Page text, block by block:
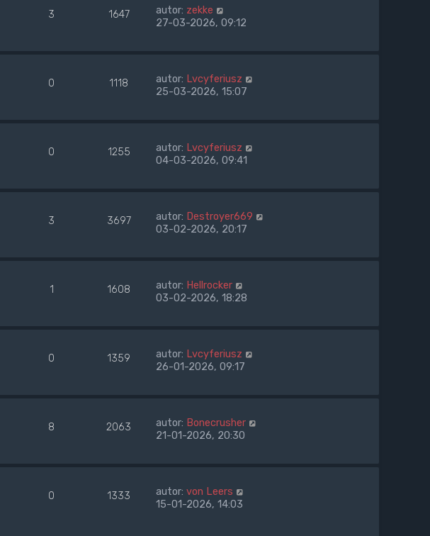
3 1647 autor: zekke
27-03-2026, 09:12
0 1118 autor: Lvcyferiusz
25-03-2026, 15:07
0 1255 autor: Lvcyferiusz
04-03-2026, 09:41
3 3697 autor: Destroyer669
03-02-2026, 20:17
1 1608 autor: Hellrocker
03-02-2026, 18:28
0 1359 autor: Lvcyferiusz
26-01-2026, 09:17
8 2063 autor: Bonecrusher
21-01-2026, 20:30
0 1333 autor: von Leers
15-01-2026, 14:03